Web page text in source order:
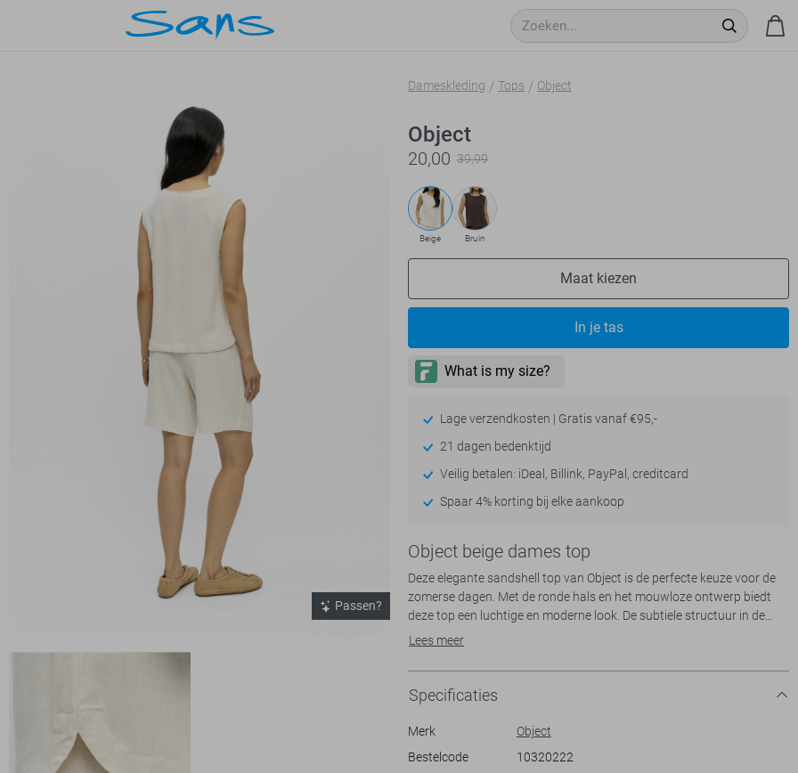
Passen?
Dameskleding Tops Object
Object
20,00 39,99
Beige Bruin
Maat kiezen
In je tas
Lage verzendkosten | Gratis vanaf €95,-
21 dagen bedenktijd
Veilig betalen: iDeal, Billink, PayPal, creditcard
Spaar 4% korting bij elke aankoop
Object beige dames top
Deze elegante sandshell top van Object is de perfecte keuze voor de
zomerse dagen. Met de ronde hals en het mouwloze ontwerp biedt
deze top een luchtige en moderne look. De subtiele structuur in de
stof voegt een extra dimensie toe, waardoor het een interessante en
top mooi langs je lichaam en zorgt voor een comfortabel gevoel.
Of je nu een gezellige brunch hebt of een wandeling langs het strand
plant, deze casual Object top voegt moeiteloos stijl toe aan je outfit.
draag hem met een jeans voor een relaxte, maar toch stijlvolle look.
Lees meer
Specificaties
Merk
Object
Bestelcode
10320222